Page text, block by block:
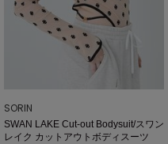
SORIN
SWAN LAKE Cut-out Bodysuit/スワン
レイク カットアウトボディスーツ